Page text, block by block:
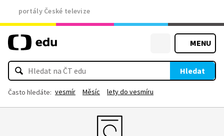
portály České televize
MENU
Hledat
Často hledáte: vesmír Měsíc lety do vesmíru